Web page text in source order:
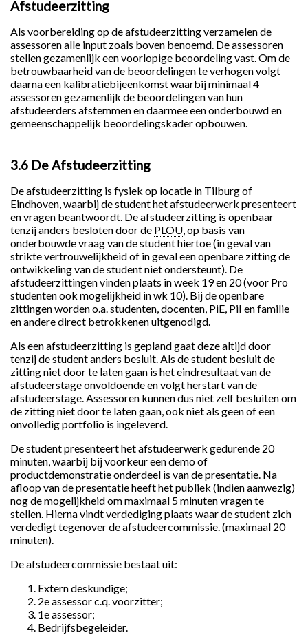
Afstudeerzitting
Als voorbereiding op de afstudeerzitting verzamelen de
assessoren alle input zoals boven benoemd. De assessoren
stellen gezamenlijk een voorlopige beoordeling vast. Om de
betrouwbaarheid van de beoordelingen te verhogen volgt
daarna een kalibratiebijeenkomst waarbij minimaal 4
assessoren gezamenlijk de beoordelingen van hun
afstudeerders afstemmen en daarmee een onderbouwd en
gemeenschappelijk beoordelingskader opbouwen.
3.6 De Afstudeerzitting
De afstudeerzitting is fysiek op locatie in Tilburg of
Eindhoven, waarbij de student het afstudeerwerk presenteert
en vragen beantwoordt. De afstudeerzitting is openbaar
tenzij anders besloten door de PLOU, op basis van
onderbouwde vraag van de student hiertoe (in geval van
strikte vertrouwelijkheid of in geval een openbare zitting de
ontwikkeling van de student niet ondersteunt). De
afstudeerzittingen vinden plaats in week 19 en 20 (voor Pro
studenten ook mogelijkheid in wk 10). Bij de openbare
zittingen worden o.a. studenten, docenten, PiE, PiI en familie
en andere direct betrokkenen uitgenodigd.
Als een afstudeerzitting is gepland gaat deze altijd door
tenzij de student anders besluit. Als de student besluit de
zitting niet door te laten gaan is het eindresultaat van de
afstudeerstage onvoldoende en volgt herstart van de
afstudeerstage. Assessoren kunnen dus niet zelf besluiten om
de zitting niet door te laten gaan, ook niet als geen of een
onvolledig portfolio is ingeleverd.
De student presenteert het afstudeerwerk gedurende 20
minuten, waarbij bij voorkeur een demo of
productdemonstratie onderdeel is van de presentatie. Na
afloop van de presentatie heeft het publiek (indien aanwezig)
nog de mogelijkheid om maximaal 5 minuten vragen te
stellen. Hierna vindt verdediging plaats waar de student zich
verdedigt tegenover de afstudeercommissie. (maximaal 20
minuten).
De afstudeercommissie bestaat uit:
Extern deskundige;
2e assessor c.q. voorzitter;
1e assessor;
Bedrijfsbegeleider.